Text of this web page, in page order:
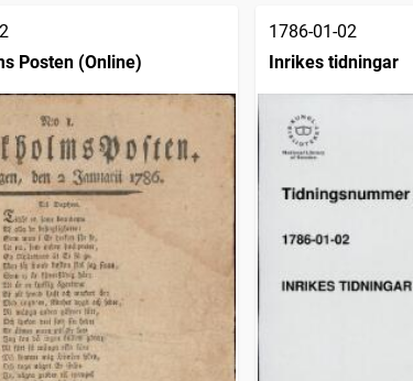
Posten (Online)
1786-01-02
Inrikes tidningar